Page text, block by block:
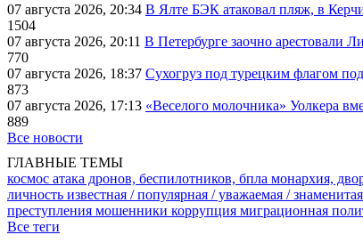
07 августа 2026, 20:34 В Ялте БЭК атаковал пляж, в
1504
07 августа 2026, 20:11 В Петербурге заочно арестовали
770
07 августа 2026, 18:37 Сухогруз под турецким флагом
873
07 августа 2026, 17:13 «Веселого молочника» Уолкера
889
Все новости
ГЛАВНЫЕ ТЕМЫ
космос атака дронов, беспилотников, бпла монархия,
личность известная / популярная / уважаемая /
преступления мошенники коррупция миграционная
Все теги